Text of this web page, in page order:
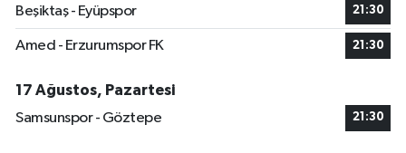
Beşiktaş - Eyüpspor 21:30
Amed - Erzurumspor FK 21:30
17 Ağustos, Pazartesi
Samsunspor - Göztepe
21:30